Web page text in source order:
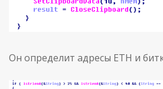
Он определит адресы ETH и